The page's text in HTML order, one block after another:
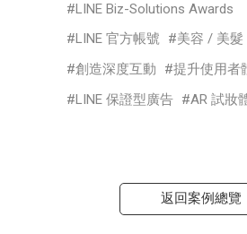
LINE Biz-Solutions Awards
LINE 官方帳號
美容 / 美髮
創造深度互動
提升使用者
LINE 保證型廣告
AR 試妝
返回案例總覽